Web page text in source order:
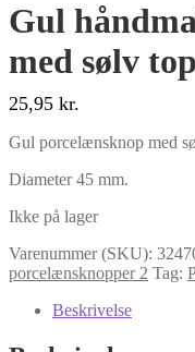
Gul
med sølv top
25,95 kr.
Gul porcelænsknop med
Diameter 45 mm.
Ikke på lager
Varenummer (SKU):
porcelænsknopper 2 Tag:
Beskrivelse